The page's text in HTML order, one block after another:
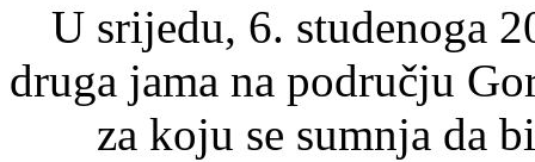
U srijedu, 6. studenoga
druga jama na području
za koju se sumnja da